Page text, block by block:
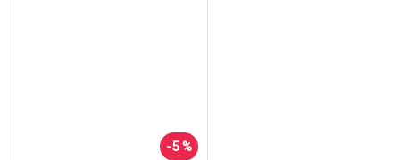
-5 %